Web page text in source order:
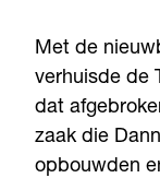
Met de
verhuisde de
dat
zaak die
opbouwden